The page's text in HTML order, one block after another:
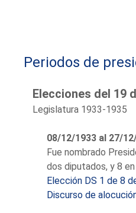
Periodos de
Elecciones del 19
Legislatura 1933-1935
08/12/1933 al 27/
Fue nombrado
dos diputados, y 8 en
Elección DS 1 de 8
Discurso de